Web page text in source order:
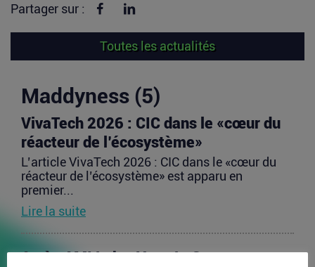
Partager sur : Partager sur Facebook
Toutes les actualités
Maddyness (5)
VivaTech 2026 : CIC dans le «cœur du
réacteur de l’écosystème»
L’article VivaTech 2026 : CIC dans le «cœur du
réacteur de l’écosystème» est apparu en
premier...
Lire la suite
Après AMI Labs, Yann LeCun veut